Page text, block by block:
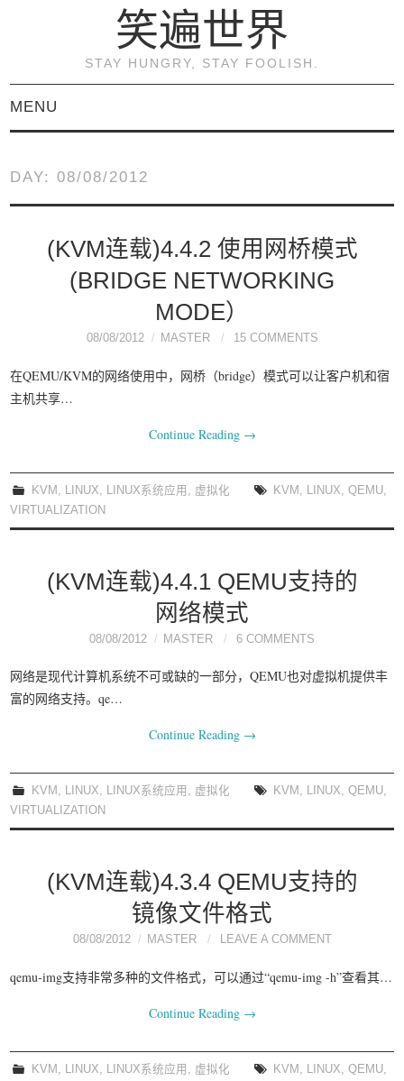
笑遍世界
STAY HUNGRY, STAY FOOLISH.
MENU
（连载）
《KVM虚拟化技术：实
战与原理解析》
关于本博客
DAY:08/08/2012
(KVM连载)4.4.2 使用网桥模式
(BRIDGE NETWORKING
MODE）
08/08/2012 MASTER 15 COMMENTS
在QEMU/KVM的网络使用中，网桥（bridge）模式可以让客户机和宿
主机共享…
Continue Reading →
KVM LINUX LINUX系统应用 虚拟化 KVM LINUX ,QEMU
VIRTUALIZATION
(KVM连载)4.4.1 QEMU支持的
网络模式
08/08/2012 MASTER 6 COMMENTS
网络是现代计算机系统不可或缺的一部分，QEMU也对虚拟机提供丰
富的网络支持。qe…
Continue Reading →
KVM , LINUX, LINUX系统应用 , 虚拟化 KVM , LINUX,QEMU,
VIRTUALIZATION
(KVM连载)4.3.4 QEMU支持的
镜像文件格式
08/08/2012 MASTER LEAVE A COMMENT
qemu-img支持非常多种的文件格式，可以通过“qemu-img -h”查看其…
Continue Reading →
KVM LINUX LINUX系统应用 虚拟化 KVM LINUX ,QEMU